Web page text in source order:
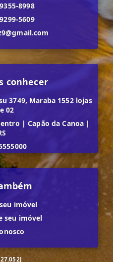
8998
5609
conhecer
3749, Maraba 1552 lojas
02
| Capão da Canoa |
imóvel
seu imóvel
27.052J